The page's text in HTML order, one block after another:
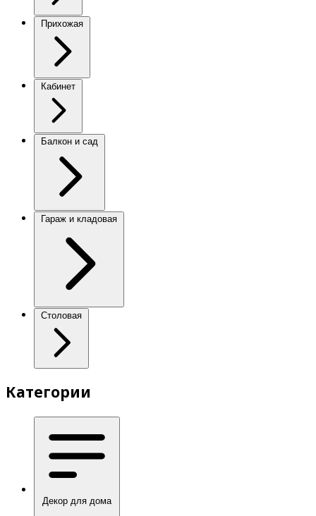
Прихожая
Кабинет
Балкон и сад
Гараж и кладовая
Столовая
Категории
Декор для дома